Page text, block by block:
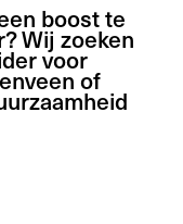
boost te
Wij zoeken
voor
of